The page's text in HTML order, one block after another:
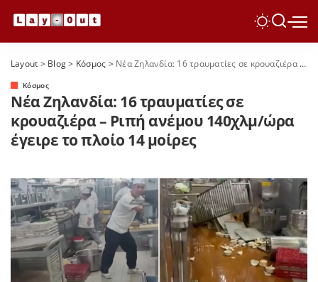
Layout > Blog> Κόσμος > Νέα Ζηλανδία: 16 τραυματίες σε κρουαζιέρα – Ριπή ανέμου 140χλμ/ώρα έγειρε το πλοίο 14 μοίρες
Κόσμος
Νέα Ζηλανδία: 16 τραυματίες σε
κρουαζιέρα – Ριπή ανέμου 140χλμ/ώρα
έγειρε το πλοίο 14 μοίρες